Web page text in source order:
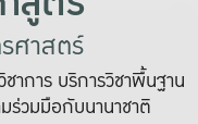
ศาสตร์
การ บริการวิชาพื้นฐาน
ร่วมมือกับนานาชาติ